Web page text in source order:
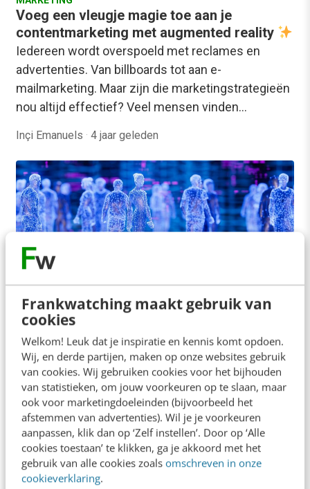
Frankwatching maakt gebruik van
cookies
Welkom! Leuk dat je inspiratie en kennis komt opdoen.
Wij, en derde partijen, maken op onze websites gebruik
van cookies. Wij gebruiken cookies voor het bijhouden
van statistieken, om jouw voorkeuren op te slaan, maar
ook voor marketingdoeleinden (bijvoorbeeld het
afstemmen van advertenties). Wil je je voorkeuren
aanpassen, klik dan op ‘Zelf instellen’. Door op ‘Alle
cookies toestaan’ te klikken, ga je akkoord met het
gebruik van alle cookies zoals omschreven in onze
cookieverklaring.
Voeg een vleugje magie toe aan je
contentmarketing met augmented reality
Iedereen wordt overspoeld met reclames en
advertenties. Van billboards tot aan e-
mailmarketing. Maar zijn die marketingstrategieën
nou altijd effectief? Veel mensen vinden…
Inçi Emanuels · 4 jaar geleden
AI & TECH
Events in de metaverse: inspiratie,
De meeste evenementen gaan over het verbinden
van mensen met een gedeelde, waardevolle
ervaring. Of dat nu tijdens een concert in een…
Jan Scheele· 4 jaar geleden